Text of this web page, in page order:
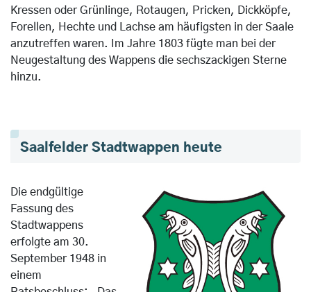
Kressen oder Grünlinge, Rotaugen, Pricken, Dickköpfe,
Forellen, Hechte und Lachse am häufigsten in der Saale
anzutreffen waren. Im Jahre 1803 fügte man bei der
Neugestaltung des Wappens die sechszackigen Sterne
hinzu.
Saalfelder Stadtwappen heute
Die endgültige
Fassung des
Stadtwappens
erfolgte am 30.
September 1948 in
einem